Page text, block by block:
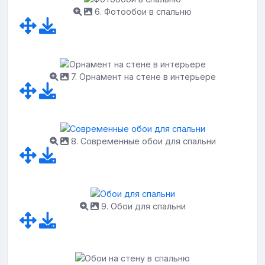
6. Фотообои в спальню
7. Орнамент на стене в интерьере
8. Современные обои для спальни
9. Обои для спальни